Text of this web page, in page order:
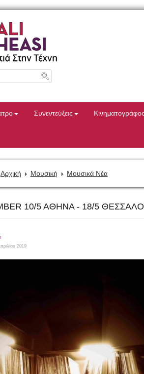
Συνεντεύξεις Κινηματογράφος
Αρχική Μουσική Μουσικά Νέα
10/5 AΘΗΝΑ - 18/5
2019